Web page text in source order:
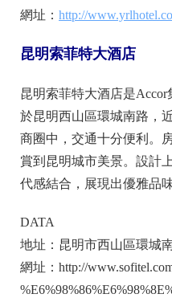
華雙人間、陽光美景房、
勝地。
DATA
地址：昆明市石林瑞林路
昆明索菲特大酒店
昆明索菲特大酒店是